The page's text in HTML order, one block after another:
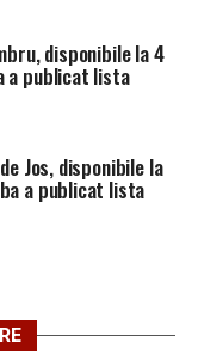
disponibile la 4
a publicat lista
Jos, disponibile la
a publicat lista